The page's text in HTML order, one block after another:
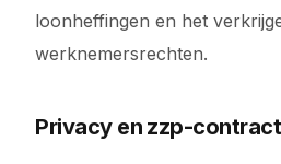
loonheffingen en het
werknemersrechten.
Privacy en zzp-